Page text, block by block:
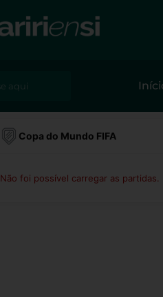
Copa do Mundo FIFA
Não foi possível carregar as partidas.